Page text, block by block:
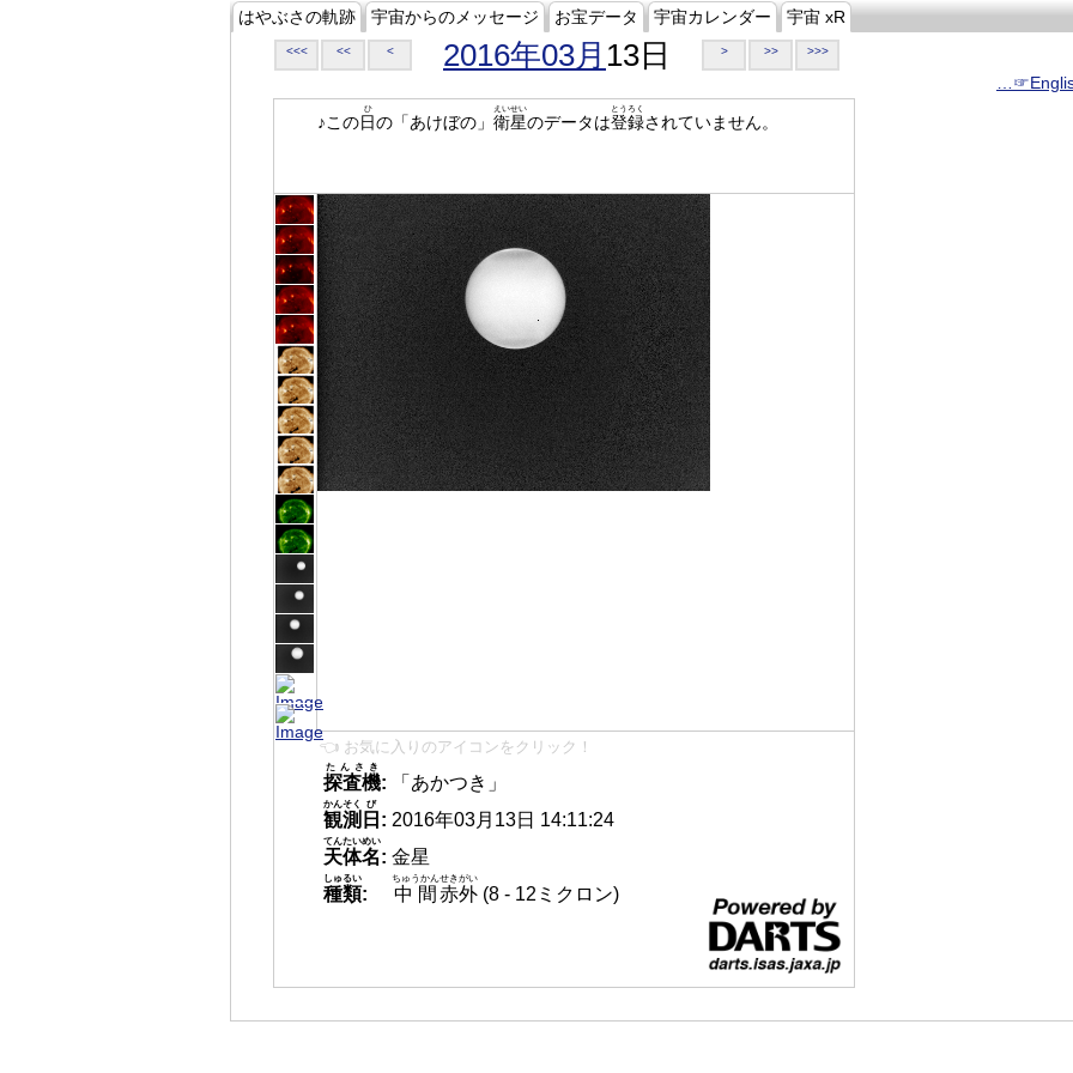
はやぶさの軌跡 宇宙からのメッセージ お宝データ 宇宙カレンダー 宇宙 xR
<<< << < 2016年03月 13日 > >> >>>
♪この日
ひ
の「あけぼの」 衛星
えいせい
のデータは登録
とうろく
されていません。
👈 お気に入りのアイコンをクリック！
探査機
たんさき
:
「あかつき」
観測
かんそく
日
び
: 2016年03月13日 14:11:24
天体名
てんたいめい
: 金星
種類
しゅるい
: 中間
ちゅうかん
赤外
せきがい
(8 - 12ミクロン)